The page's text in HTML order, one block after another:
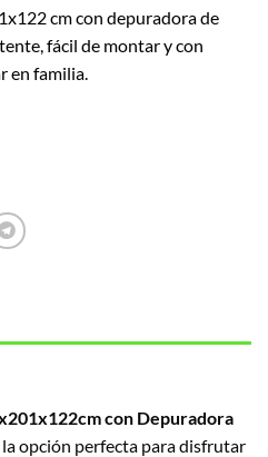
cm con depuradora de
fácil de montar y con
en familia.
con Depuradora
la opción perfecta para disfrutar